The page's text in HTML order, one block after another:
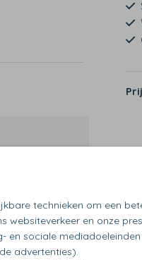
technieken om een
websiteverkeer en onze
en sociale
advertenties).